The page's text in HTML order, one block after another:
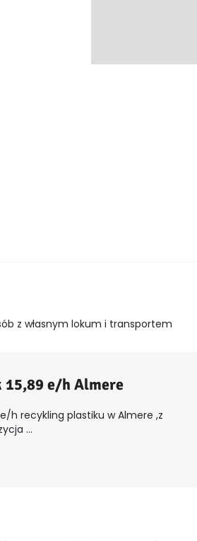
z własnym lokum i transportem
e/h Almere
h recykling plastiku w Almere ,z
...